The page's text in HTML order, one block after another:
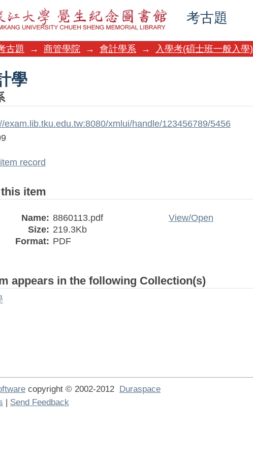
考古題
學
古題
→ 商管學院 → 會計學系 → 入學考(碩士班一般入學)
學
exam.lib.tku.edu.tw:8080/xmlui/handle/123456789/5456
record
item
Name: 8860113.pdf
Size: 219.3Kb
Format: PDF
View/Open
appears in the following Collection(s)
copyright © 2002-2012 Duraspace
| Send Feedback